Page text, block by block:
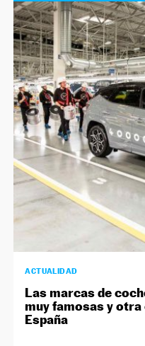
ACTUALIDAD
Las marcas de
muy famosas y
España